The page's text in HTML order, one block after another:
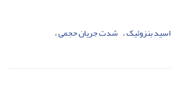
اسید بنزوئیک شدت جریان حجمی